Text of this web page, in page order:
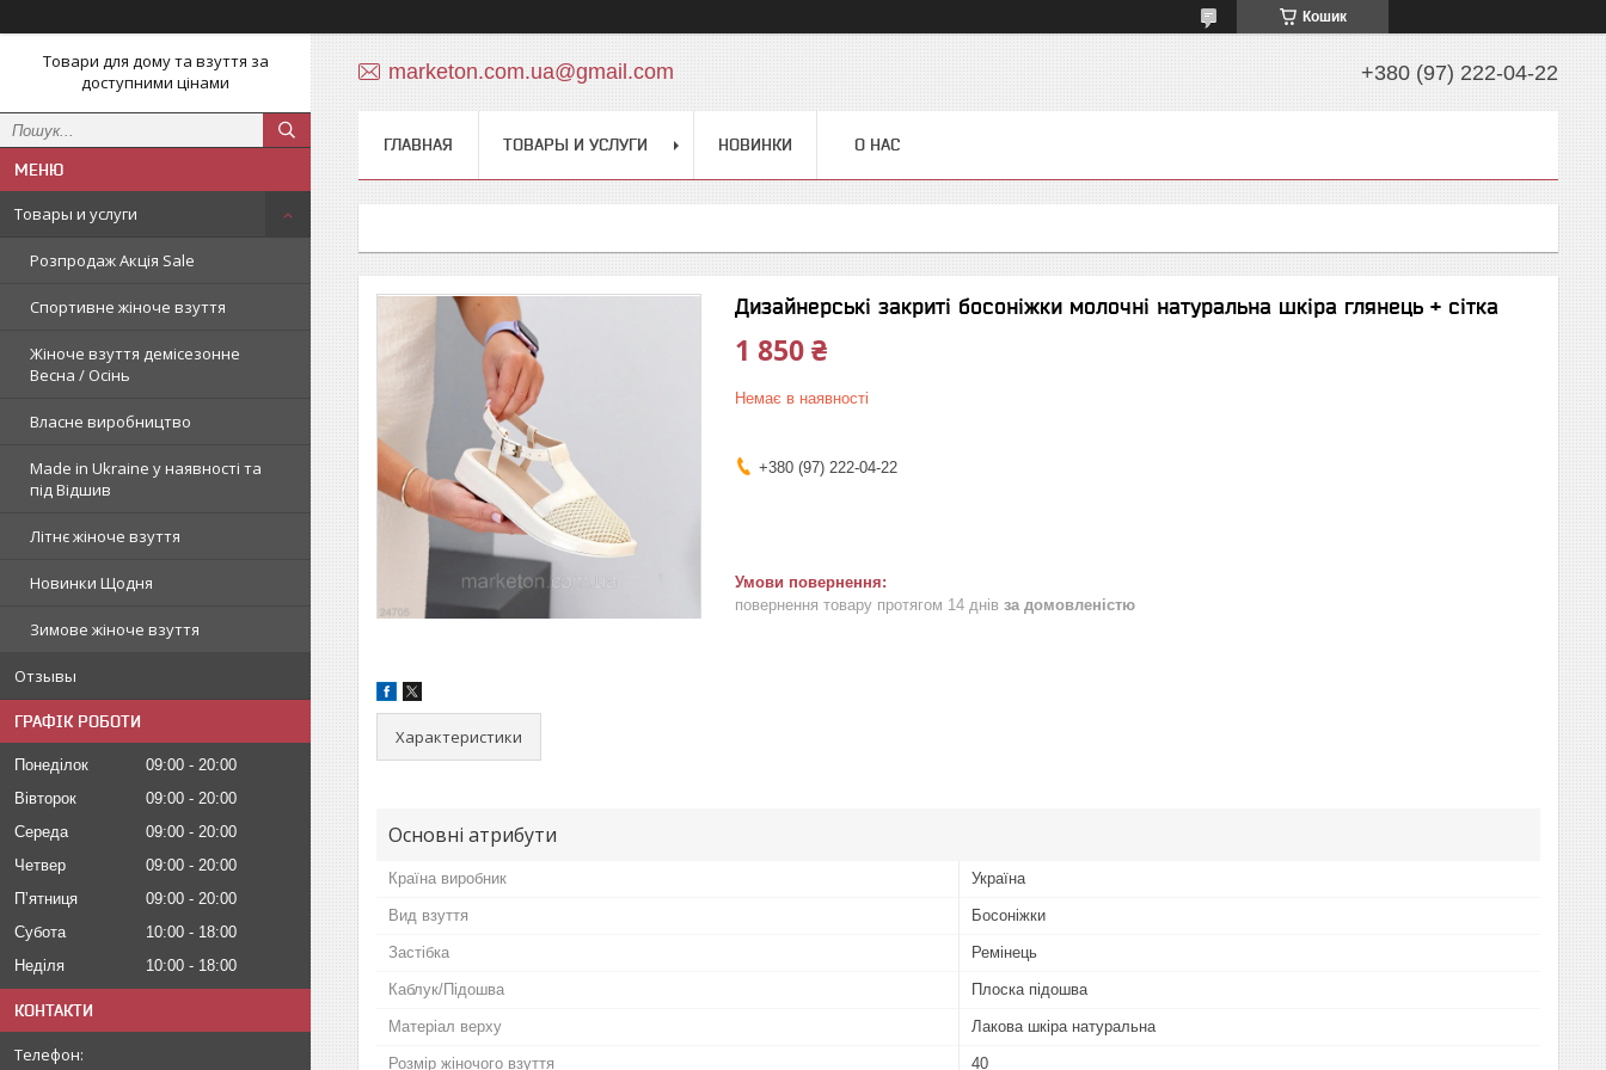
Кошик
Товари для дому та взуття за
доступними цінами
Товары и услуги
Розпродаж Акція Sale
Спортивне жіноче взуття
Жіноче взуття демісезонне
Весна / Осінь
Власне виробництво
Made in Ukraine у наявності та
під Відшив
Літнє жіноче взуття
Новинки Щодня
Зимове жіноче взуття
Отзывы
ГРАФІК РОБОТИ
Понеділок 09:00
20:00
Вівторок
09:00
20:00
Середа
09:00
20:00
Четвер
09:00
20:00
Пʼятниця
09:00
20:00
Субота
10:00
18:00
Неділя
10:00 18:00
КОНТАКТИ
marketon.com.ua@gmail.com +380 (97) 222-04-22
ГЛАВНАЯ ТОВАРЫ И УСЛУГИ НОВИНКИ О НАС
Дизайнерські закриті босоніжки молочні натуральна шкіра глянець + сітка
1 850 ₴
Немає в наявності
+380 (97) 222-04-22
повернення товару протягом 14 днів за домовленістю
Характеристики
Основні атрибути
Країна виробник Україна
Вид взуття Босоніжки
Застібка Ремінець
Каблук/Підошва Плоска підошва
Матеріал верху Лакова шкіра натуральна
Розмір жіночого взуття 40